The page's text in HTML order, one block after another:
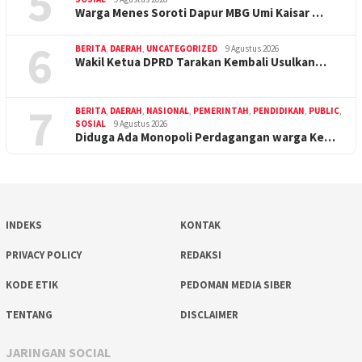
Warga Menes Soroti Dapur MBG Umi Kaisar …
6 BERITA DAERAH UNCATEGORIZED 9 Agustus 2026
Wakil Ketua DPRD Tarakan Kembali Usulkan…
7 BERITA DAERAH NASIONAL PEMERINTAH PENDIDIKAN PUBLIC
SOSIAL
9 Agustus 2026
Diduga Ada Monopoli Perdagangan warga Ke…
INDEKS KONTAK
PRIVACY POLICY REDAKSI
KODE ETIK PEDOMAN MEDIA SIBER
TENTANG DISCLAIMER
JARINGAN SOCIAL